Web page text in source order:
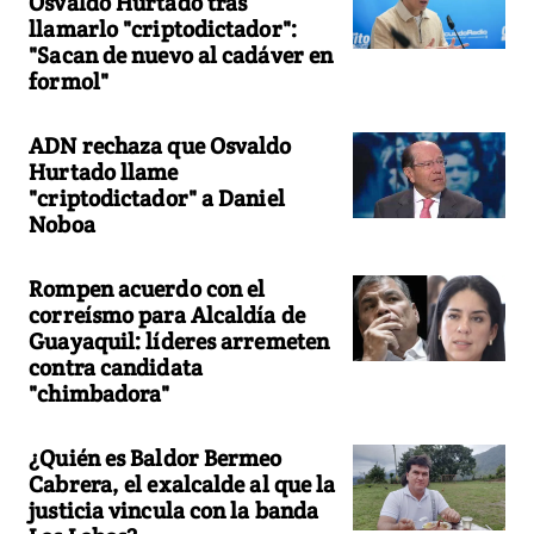
llamarlo "criptodictador":
"Sacan de nuevo al cadáver en
formol"
ADN rechaza que Osvaldo
Hurtado llame
"criptodictador" a Daniel
Noboa
Rompen acuerdo con el
correísmo para Alcaldía de
Guayaquil: líderes arremeten
contra candidata
"chimbadora"
¿Quién es Baldor Bermeo
Cabrera, el exalcalde al que la
justicia vincula con la banda